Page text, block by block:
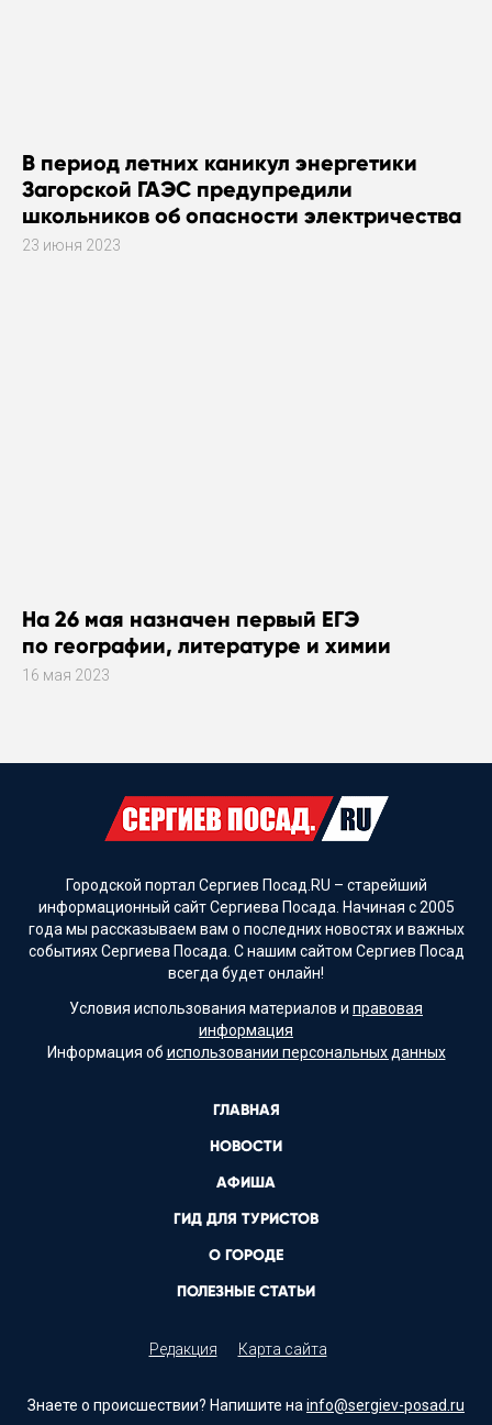
В период летних каникул энергетики
Загорской ГАЭС предупредили
школьников об опасности электричества
23 июня 2023
На 26 мая назначен первый ЕГЭ
по географии, литературе и химии
16 мая 2023
Городской портал Сергиев Посад.RU – старейший
информационный сайт Сергиева Посада. Начиная с 2005
года мы рассказываем вам о последних новостях и важных
событиях Сергиева Посада. С нашим сайтом Сергиев Посад
всегда будет онлайн!
Условия использования материалов и правовая
информация
Информация об использовании персональных данных
ГЛАВНАЯ
НОВОСТИ
АФИША
ГИД ДЛЯ ТУРИСТОВ
О ГОРОДЕ
ПОЛЕЗНЫЕ СТАТЬИ
Редакция Карта сайта
Знаете о происшествии? Напишите на info@sergiev-posad.ru